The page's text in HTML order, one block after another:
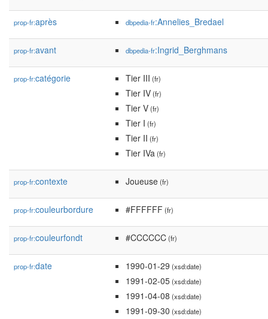
prop-fr:après dbpedia-fr:Annelies_Bredael
prop-fr:avant dbpedia-fr:Ingrid_Berghmans
prop-fr:catégorie Tier III (fr)
Tier IV(fr)
Tier V(fr)
Tier I (fr)
Tier II (fr)
Tier IVa(fr)
prop-fr:contexte Joueuse(fr)
prop-fr:couleurbordure #FFFFFF (fr)
prop-fr:couleurfondt #CCCCCC(fr)
prop-fr:date 1990-01-29 (xsd:date)
1991-02-05(xsd:date)
1991-04-08 (xsd:date)
1991-09-30 (xsd:date)